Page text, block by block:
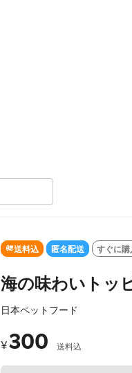
SOLD OUT
送料込 匿名配送 すぐに
海の味わいトッ
日本ペットフード
¥300 送料込